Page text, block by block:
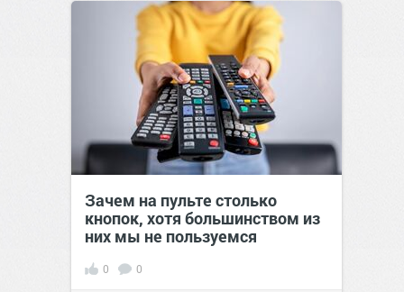
Зачем на пульте столько
кнопок, хотя большинством из
них мы не пользуемся
0 0